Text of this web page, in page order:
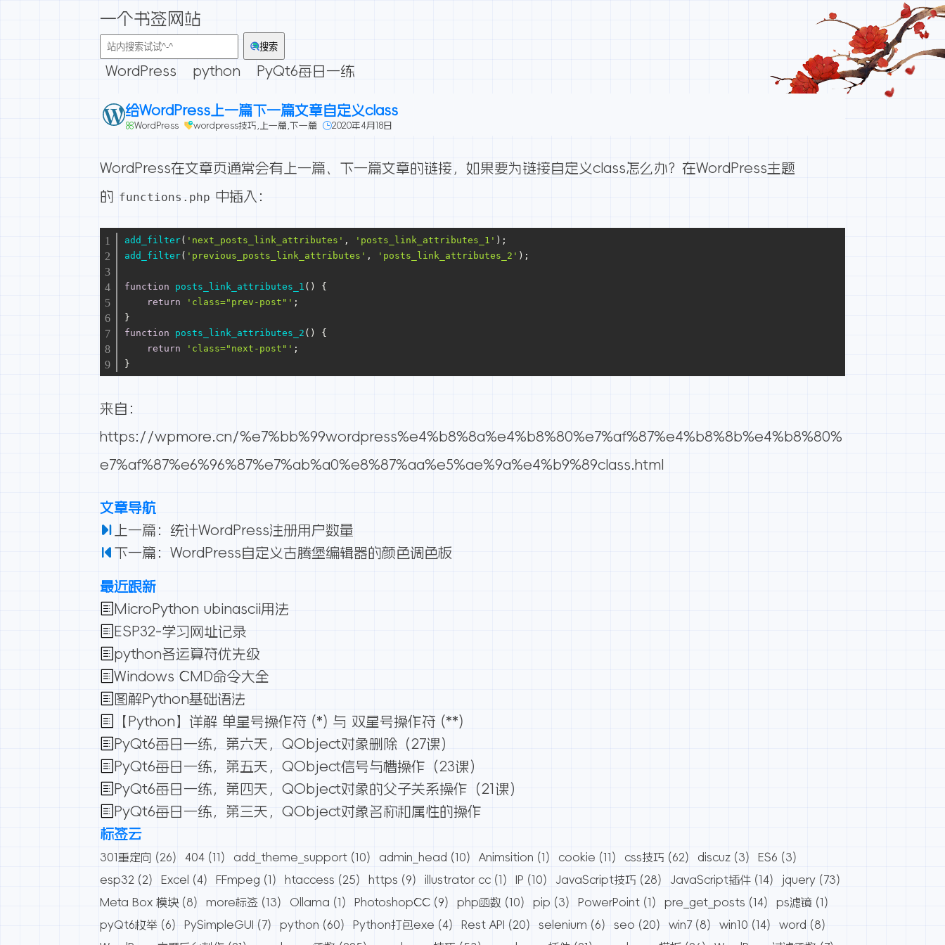
一个书签网站
搜索
WordPress python PyQt6每日一练
给WordPress上一篇下一篇文章自定义class
WordPress wordpress技巧 上一篇 ,下一篇 2020年4月18日
WordPress在文章页通常会有上一篇、下一篇文章的链接，如果要为链接自定义class怎么办？在WordPress主题
的 functions.php 中插入：
add_filter( 'next_posts_link_attributes' , 'posts_link_attributes_1' );
add_filter( 'previous_posts_link_attributes' , 'posts_link_attributes_2' );
function posts_link_attributes_1 ( ) {
return
'class="prev-post"' ;
}
function
posts_link_attributes_2 ( ) {
return
'class="next-post"' ;
}
来自：
https://wpmore.cn/%e7%bb%99wordpress%e4%b8%8a%e4%b8%80%e7%af%87%e4%b8%8b%e4%b8%80%
e7%af%87%e6%96%87%e7%ab%a0%e8%87%aa%e5%ae%9a%e4%b9%89class.html
文章导航
上一篇：统计WordPress注册用户数量
下一篇：WordPress自定义古腾堡编辑器的颜色调色板
最近跟新
MicroPython ubinascii用法
ESP32-学习网址记录
python各运算符优先级
Windows CMD命令大全
图解Python基础语法
【Python】详解 单星号操作符 (*) 与 双星号操作符 (**)
PyQt6每日一练，第六天，QObject对象删除（27课）
PyQt6每日一练，第五天，QObject信号与槽操作（23课）
PyQt6每日一练，第四天，QObject对象的父子关系操作（21课）
PyQt6每日一练，第三天，QObject对象名称和属性的操作
标签云
301重定向 (26) 404 (11) add_theme_support (10) admin_head (10) Animsition (1) cookie (11) css技巧 (62) discuz (3) ES6 (3)
esp32 (2) Excel (4) FFmpeg (1) htaccess (25) https (9) illustrator cc (1) IP (10) JavaScript技巧 (28) JavaScript插件 (14) jquery (73)
Meta Box 模块 (8) more标签 (13) Ollama (1) PhotoshopCC (9) php函数 (10) pip (3) PowerPoint (1) pre_get_posts (14) ps滤镜 (1)
pyQt6枚举 (6) PySimpleGUI (7) python (60) Python打包exe (4) Rest API (20) selenium (6) seo (20) win7 (8) win10 (14) word (8)